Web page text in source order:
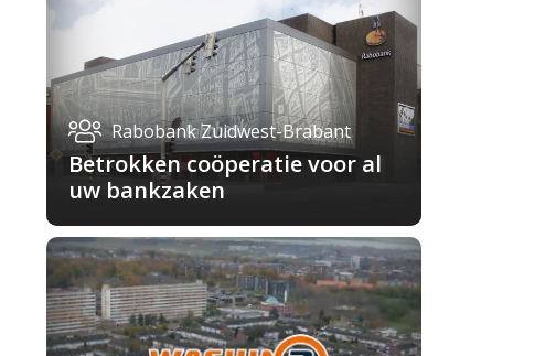
Rabobank Zuidwest-Brabant
Betrokken coöperatie voor al
uw bankzaken